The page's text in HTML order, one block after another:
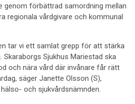
genom förbättrad samordning mellan
regionala vårdgivare och kommunal
tar vi ett samlat grepp för att stärka
Skaraborgs Sjukhus Mariestad ska
och nära vård där invånare får rätt
säger Janette Olsson (S),
och sjukvårdsnämnden.